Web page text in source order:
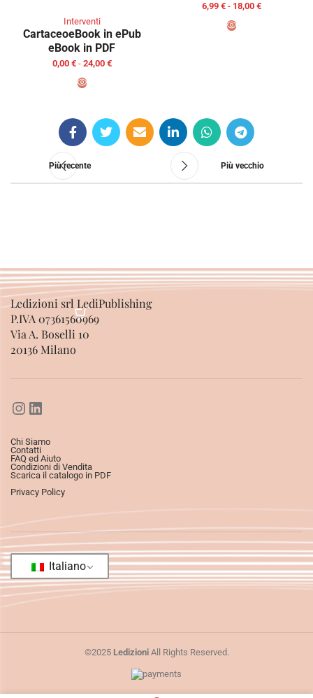
Interventi
CartaceoeBook in ePub
eBook in PDF
0,00 € - 24,00 €
6,99 € - 18,00 €
Più recente Più vecchio
Ledizioni srl LediPublishing
P.IVA 07361560969
Via A. Boselli 10
20136 Milano
Chi Siamo
Contatti
FAQ ed Aiuto
Condizioni di Vendita
Scarica il catalogo in PDF
Privacy Policy
Italiano
©2025 LedizioniAll Rights Reserved.